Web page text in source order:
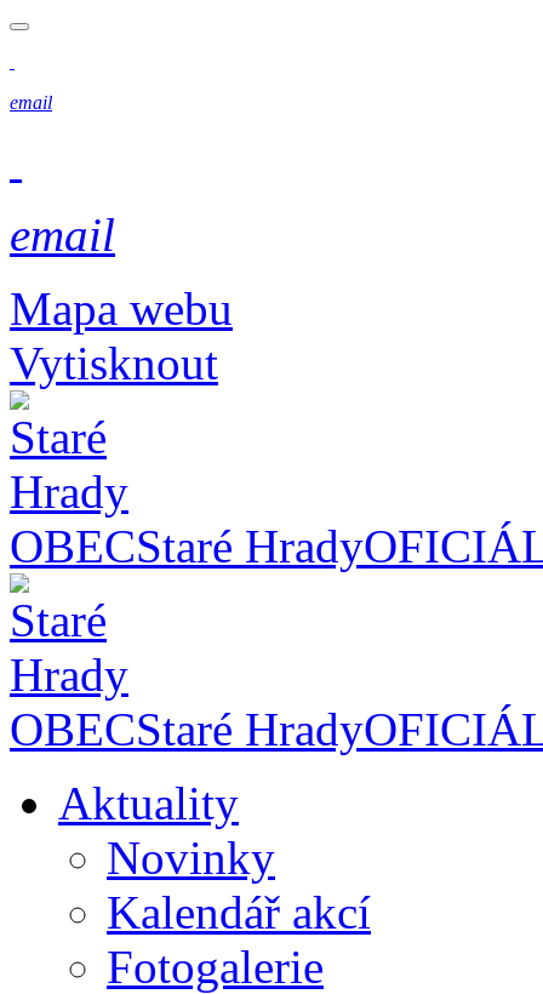
email
email
Mapa webu
Vytisknout
OBECStaré Hrady
OBECStaré Hrady
Aktuality
Novinky
Kalendář akcí
Fotogalerie